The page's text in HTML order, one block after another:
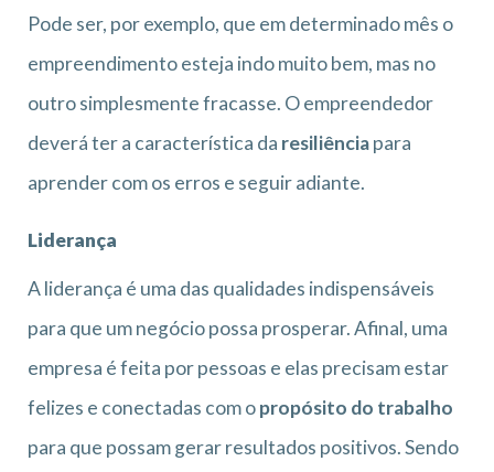
Pode ser, por exemplo, que em determinado mês o
empreendimento esteja indo muito bem, mas no
outro simplesmente fracasse. O empreendedor
deverá ter a característica da resiliênciapara
aprender com os erros e seguir adiante.
Liderança
A liderança é uma das qualidades indispensáveis
para que um negócio possa prosperar. Afinal, uma
empresa é feita por pessoas e elas precisam estar
felizes e conectadas com opropósito do trabalho
para que possam gerar resultados positivos. Sendo